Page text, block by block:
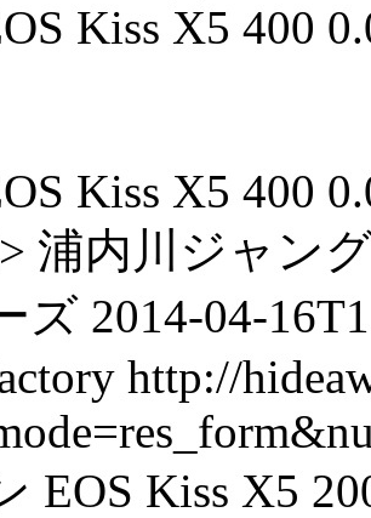
Kiss X5 400
Kiss X5 400
浦内川ジャン
ズ 2014-04-
http://
EOS Kiss X5